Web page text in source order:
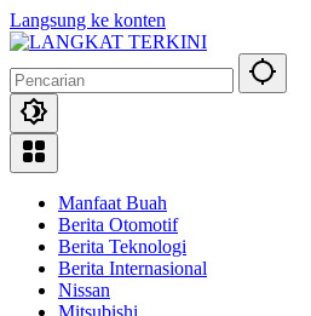
Langsung ke konten
Manfaat Buah
Berita Otomotif
Berita Teknologi
Berita Internasional
Nissan
Mitsubishi